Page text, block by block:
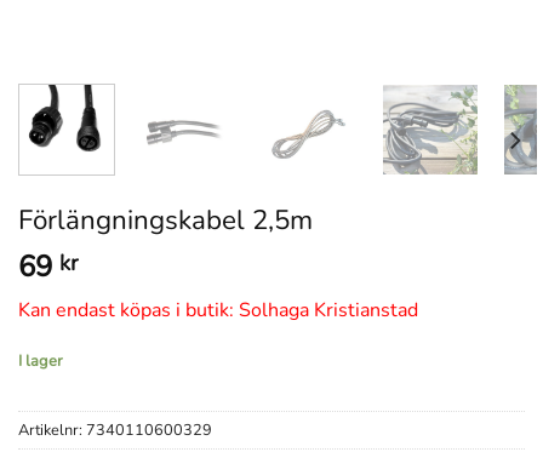
Förlängningskabel 2,5m
69 kr
Kan endast köpas i butik: Solhaga Kristianstad
I lager
Artikelnr: 7340110600329